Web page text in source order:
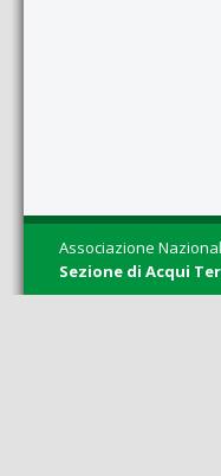
Associazione
Sezione di Acqui